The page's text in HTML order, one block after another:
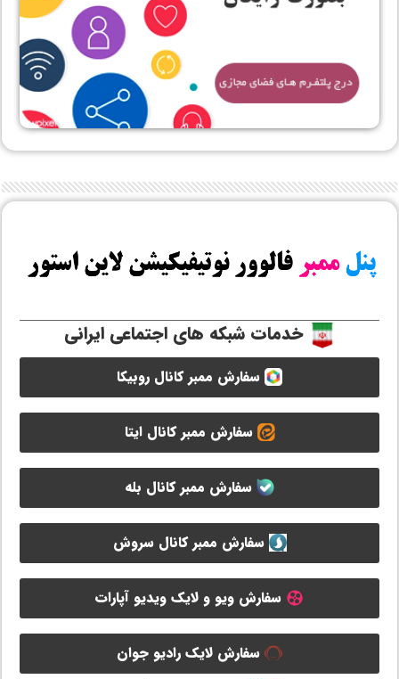
خدمات شبکه های اجتماعی ایرانی
سفارش ممبر کانال روبیکا
سفارش ممبر کانال ایتا
سفارش ممبر کانال بله
سفارش ممبر کانال سروش
سفارش ویو و لایک ویدیو آپارات
سفارش لایک رادیو جوان